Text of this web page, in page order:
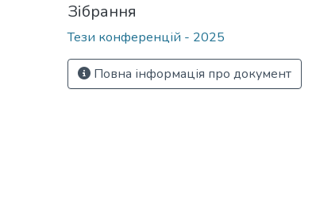
Зібрання
Тези конференцій - 2025
Повна інформація про документ